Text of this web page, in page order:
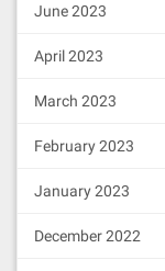
June 2023
April 2023
March 2023
February 2023
January 2023
December 2022